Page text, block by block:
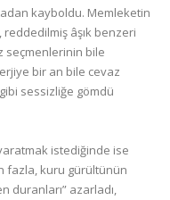
kayboldu. Memleketin
âşık benzeri
seçmenlerinin bile
bir an bile cevaz
sessizliğe gömdü
istediğinde ise
fazla, kuru gürültünün
duranları” azarladı,